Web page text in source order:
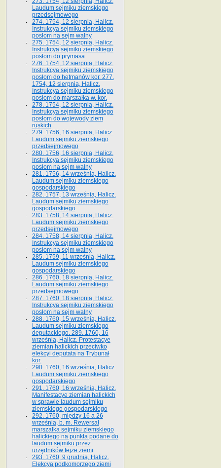
Laudum sejmiku ziemskiego
przedsejmowego
274. 1754, 12 sierpnia, Halicz.
Instrukcya sejmiku ziemskiego
posłom na sejm walny
275. 1754, 12 sierpnia, Halicz.
Instrukcya sejmiku ziemskiego
posłom do prymasa
276. 1754, 12 sierpnia, Halicz.
Instrukcya sejmiku ziemskiego
posłom do hetmanów kor. 277.
1754, 12 sierpnia, Halicz.
Instrukcya sejmiku ziemskiego
posłom do marszałka w. kor.
278. 1754, 12 sierpnia, Halicz.
Instrukcya sejmiku ziemskiego
posłom do wojewody ziem
ruskich
279. 1756, 16 sierpnia, Halicz.
Laudum sejmiku ziemskiego
przedsejmowego
280. 1756, 16 sierpnia, Halicz.
Instrukcya sejmiku ziemskiego
posłom na sejm walny
281. 1756, 14 września, Halicz.
Laudum sejmiku ziemskiego
gospodarskiego
282. 1757, 13 września, Halicz.
Laudum sejmiku ziemskiego
gospodarskiego
283. 1758, 14 sierpnia, Halicz.
Laudum sejmiku ziemskiego
przedsejmowego
284. 1758, 14 sierpnia, Halicz.
Instrukcya sejmiku ziemskiego
posłom na sejm walny
285. 1759, 11 września, Halicz.
Laudum sejmiku ziemskiego
gospodarskiego
286. 1760, 18 sierpnia, Halicz.
Laudum sejmiku ziemskiego
przedsejmowego
287. 1760, 18 sierpnia, Halicz.
Instrukcya sejmiku ziemskiego
posłom na sejm walny
288. 1760, 15 września, Halicz.
Laudum sejmiku ziemskiego
deputackiego. 289. 1760, 16
września, Halicz. Protestacye
ziemian halickich przeciwko
elekcyi deputata na Trybunał
kor.
290. 1760, 16 września, Halicz.
Laudum sejmiku ziemskiego
gospodarskiego
291. 1760, 16 września, Halicz.
Manifestacye ziemian halickich
w sprawie laudum sejmiku
ziemskiego gospodarskiego
292. 1760, między 16 a 26
września, b. m. Rewersał
marszałka sejmiku ziemskiego
halickiego na punkta podane do
laudum sejmiku przez
urzędników tejże ziemi
293. 1760, 9 grudnia, Halicz.
Elekcya podkomorzego ziemi